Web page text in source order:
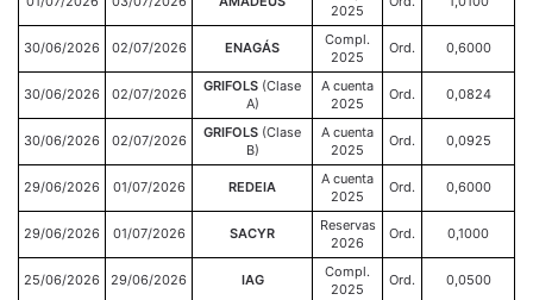
2025
30/06/2026 02/07/2026 ENAGÁS
Compl.
2025
Ord. 0,6000
30/06/2026 02/07/2026 GRIFOLS (Clase
A)
A cuenta
2025
Ord. 0,0824
30/06/2026 02/07/2026 GRIFOLS (Clase
B)
A cuenta
2025
Ord. 0,0925
29/06/2026 01/07/2026 REDEIA
A cuenta
2025
Ord. 0,6000
29/06/2026 01/07/2026 SACYR
Reservas
2026
Ord. 0,1000
25/06/2026 29/06/2026 IAG
Compl.
2025
Ord. 0,0500